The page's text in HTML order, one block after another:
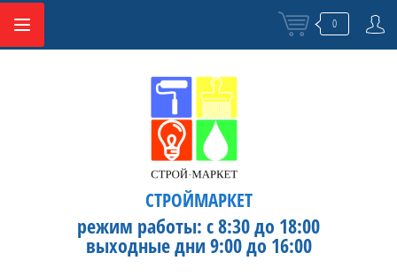
0
СТРОЙМАРКЕТ
режим работы: с 8:30 до 18:00
выходные дни 9:00 до 16:00